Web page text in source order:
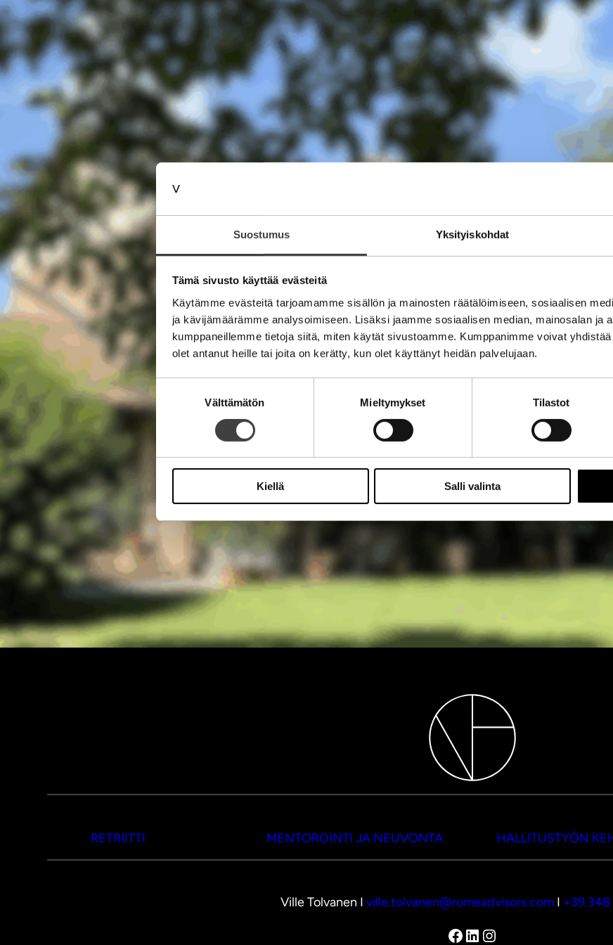
Suostumus Yksityiskohdat
Tämä sivusto käyttää evästeitä
Käytämme evästeitä tarjoamamme sisällön ja mainosten räätälöimiseen, sosiaalisen
ja kävijämäärämme analysoimiseen. Lisäksi jaamme sosiaalisen median, mainosalan ja
kumppaneillemme tietoja siitä, miten käytät sivustoamme. Kumppanimme voivat
olet antanut heille tai joita on kerätty, kun olet käyttänyt heidän palvelujaan.
valinta
Välttämätön Mieltymykset Tilastot
Kiellä Salli valinta
RETRIITTI MENTOROINTI JA NEUVONTA HALLITUSTYÖN
Ville Tolvanen I ville.tolvanen@romeadvisors.comI +39
Facebook
LinkedIn
Instagram